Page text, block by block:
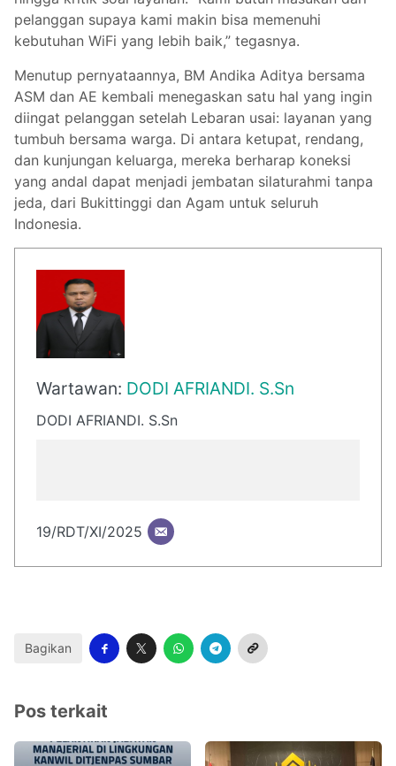
pelanggan supaya kami makin bisa memenuhi
kebutuhan WiFi yang lebih baik,” tegasnya.
Menutup pernyataannya, BM Andika Aditya bersama
ASM dan AE kembali menegaskan satu hal yang ingin
diingat pelanggan setelah Lebaran usai: layanan yang
tumbuh bersama warga. Di antara ketupat, rendang,
dan kunjungan keluarga, mereka berharap koneksi
yang andal dapat menjadi jembatan silaturahmi tanpa
jeda, dari Bukittinggi dan Agam untuk seluruh
Indonesia.
Wartawan: DODI AFRIANDI. S.Sn
DODI AFRIANDI. S.Sn
19/RDT/XI/2025
Bagikan
Pos terkait